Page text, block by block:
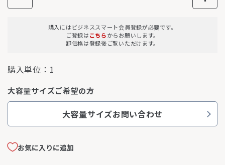
購入にはビジネススマート会員登録が必要です。
ご登録はこちらからお願いします。
卸価格は登録後ご覧いただけます。
購入単位： 1
大容量サイズご希望の方
大容量サイズお問い合わせ
お気に入りに追加